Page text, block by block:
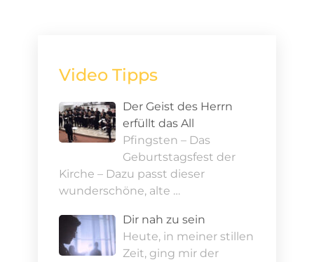
Video Tipps
Der Geist des Herrn
erfüllt das All
Pfingsten – Das
Geburtstagsfest der
Kirche – Dazu passt dieser
wunderschöne, alte …
Dir nah zu sein
Heute, in meiner stillen
Zeit, ging mir der